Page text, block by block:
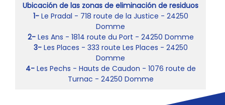
Ubicación de las zonas de eliminación de residuos
1-Le Pradal - 718 route de la Justice - 24250
Domme
2-Les Ans - 1814 route du Port - 24250 Domme
3-Les Places - 333 route Les Places - 24250
Domme
4-Les Pechs - Hauts de Caudon - 1076 route de
Turnac - 24250 Domme